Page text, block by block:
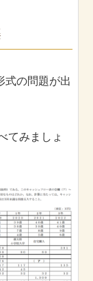
式の問題が出
てみましょ